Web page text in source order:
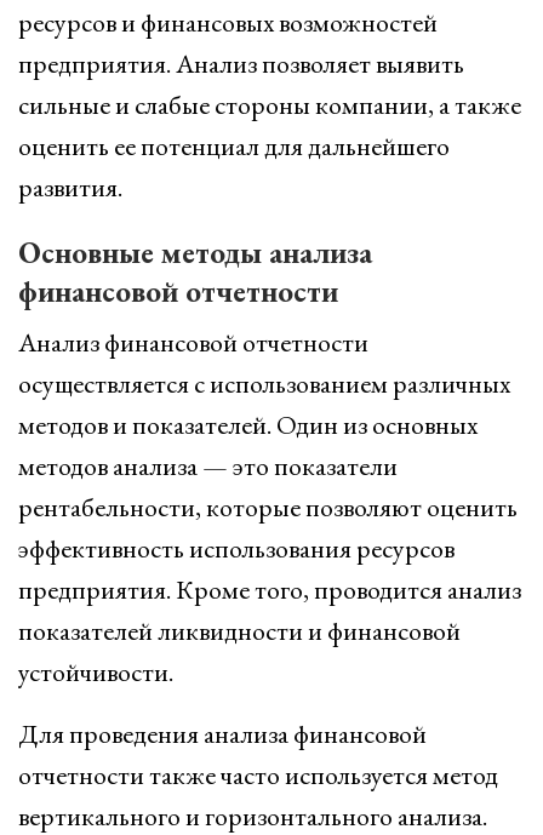
ресурсов и финансовых возможностей
предприятия. Анализ позволяет выявить
сильные и слабые стороны компании, а также
оценить ее потенциал для дальнейшего
развития.
Основные методы анализа
финансовой отчетности
Анализ финансовой отчетности
осуществляется с использованием различных
методов и показателей. Один из основных
методов анализа — это показатели
рентабельности, которые позволяют оценить
эффективность использования ресурсов
предприятия. Кроме того, проводится анализ
показателей ликвидности и финансовой
устойчивости.
Для проведения анализа финансовой
отчетности также часто используется метод
вертикального и горизонтального анализа.